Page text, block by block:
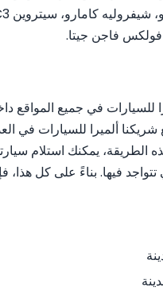
فولكس فاجن جيتا.
ألميرا للسيارات في
الطريقة، يمكنك استلام
فيها. بناءً على كل